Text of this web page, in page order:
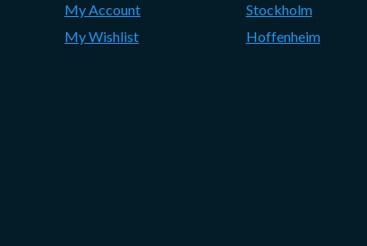
My Account
My Wishlist
Stockholm
Hoffenheim